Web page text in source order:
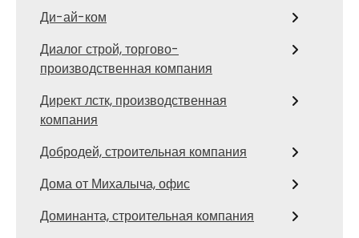
Ди-ай-ком
Диалог строй, торгово-
производственная компания
Директ лстк, производственная
компания
Добродей, строительная компания
Дома от Михалыча, офис
Доминанта, строительная компания